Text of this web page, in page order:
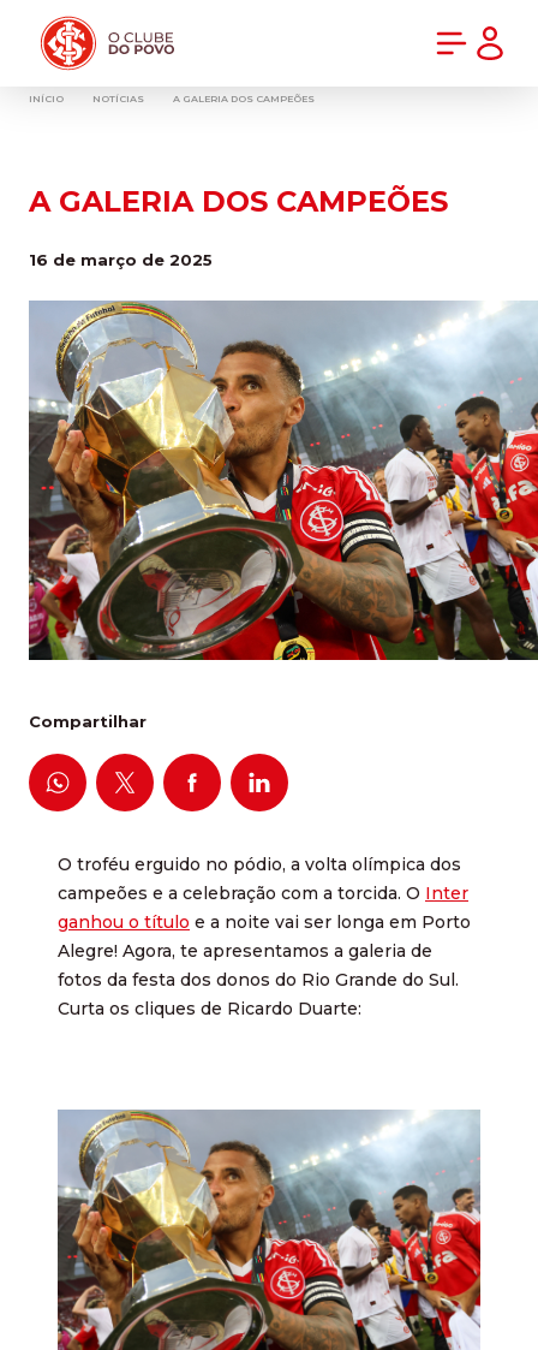
INÍCIO NOTÍCIAS A GALERIA DOS CAMPEÕES
A GALERIA DOS CAMPEÕES
16 de março de 2025
Compartilhar
O troféu erguido no pódio, a volta olímpica dos
campeões e a celebração com a torcida. O Inter
ganhou o título e a noite vai ser longa em Porto
Alegre! Agora, te apresentamos a galeria de
fotos da festa dos donos do Rio Grande do Sul.
Curta os cliques de Ricardo Duarte: